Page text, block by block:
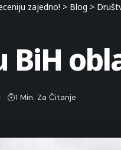
zajedno! > Blog >
BiH
1 Min. Za Čitanje